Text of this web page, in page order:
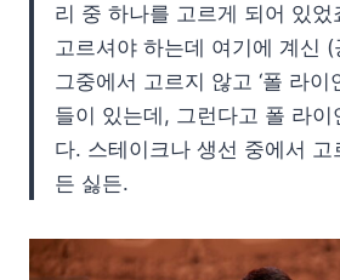
리 중 하나를 고르게 되어 있
고르셔야 하는데 여기에 계신
그중에서 고르지 않고 ‘폴 라이
들이 있는데, 그런다고 폴 라이
다. 스테이크나 생선 중에서
든 싫든.